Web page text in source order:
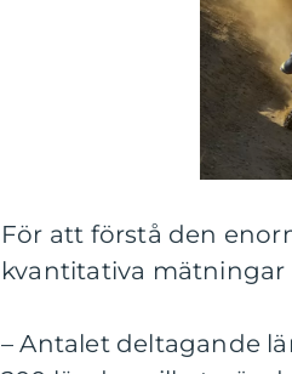
För att förstå den
kvantitativa
– Antalet deltagande